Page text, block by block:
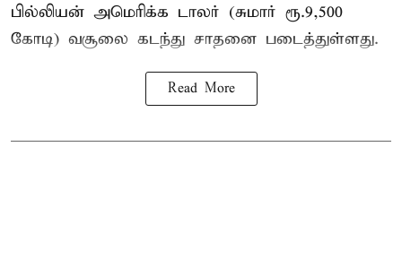
பில்லியன் அமெரிக்க டாலர் (சுமார் ரூ.9,500
கோடி) வசூலை கடந்து சாதனை படைத்துள்ளது.
Read More